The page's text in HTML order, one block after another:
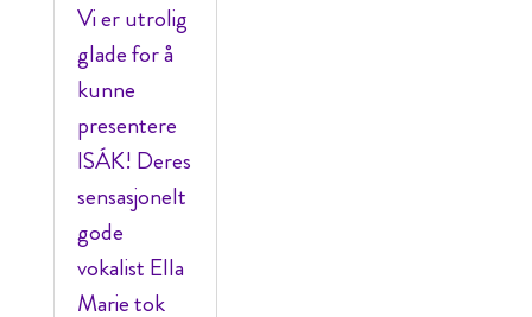
Vi er utrolig
glade for å
kunne
presentere
ISÁK! Deres
sensasjonelt
gode
vokalist Ella
Marie tok